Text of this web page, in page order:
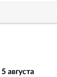
5 августа